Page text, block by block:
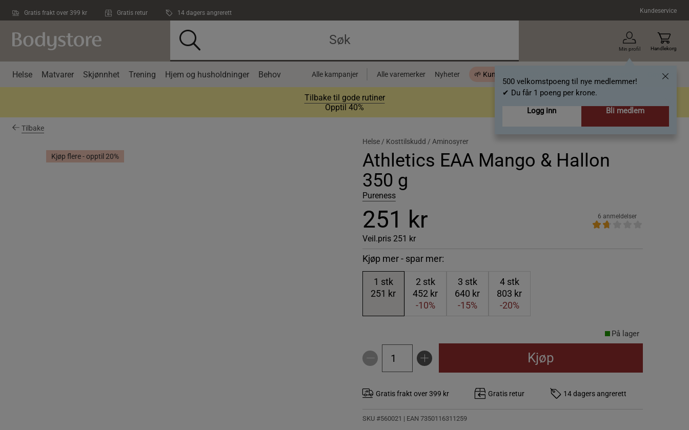
Gratis frakt over 399 kr Gratis retur 14 dagers angrerett Kundeservice
Min profil
500 velkomstpoeng til nye medlemmer!
✔ Du får 1 poeng per krone.
Logg inn
Bli medlem
Handlekorg
Helse Matvarer Skjønnhet Trening Hjem og husholdninger Behov Alle kampanjer Alle varemerker Nyheter 🌱 Kundeklubb - 500 velkomstpoeng Gavekort
Tilbake til gode rutiner
Opptil 40%
Tilbake
Kjøp flere - opptil 20%
Helse / Kosttilskudd / Aminosyrer
Athletics EAA Mango & Hallon
350 g
Pureness
251 kr
Veil.pris 251 kr
6 anmeldelser
Kjøp mer - spar mer:
1 stk
251 kr
2 stk
452 kr
-10%
3 stk
640 kr
-15%
4stk
803 kr
-20%
På lager
Kjøp
Gratis frakt over 399 kr Gratis retur 14 dagers angrerett
SKU #560021 | EAN 7350116311259